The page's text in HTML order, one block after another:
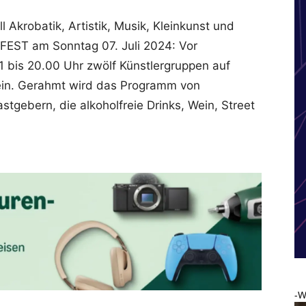
Akrobatik, Artistik, Musik, Kleinkunst und
am Sonntag 07. Juli 2024: Vor
bis 20.00 Uhr zwölf Künstlergruppen auf
Gerahmt wird das Programm von
die alkoholfreie Drinks, Wein, Street
-